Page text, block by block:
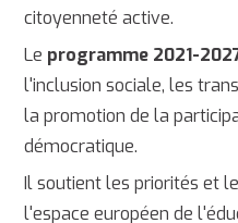
citoyenneté active.
Le programme 2021-
l'inclusion sociale, les
la promotion de la
démocratique.
Il soutient les priorités et
l'espace européen de